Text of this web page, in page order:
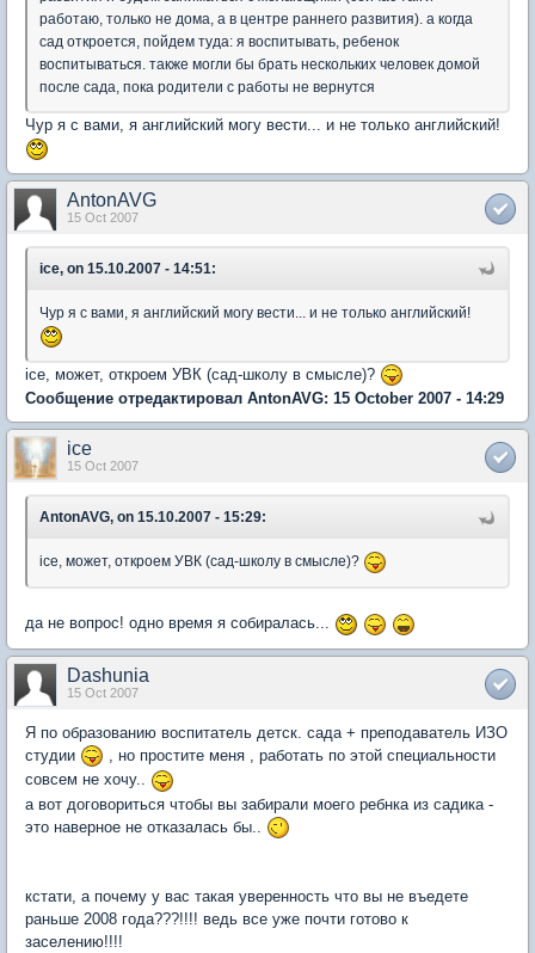
работаю, только не дома, а в центре раннего развития). а когда
сад откроется, пойдем туда: я воспитывать, ребенок
воспитываться. также могли бы брать нескольких человек домой
после сада, пока родители с работы не вернутся
Чур я с вами, я английский могу вести... и не только английский!
AntonAVG
15 Oct 2007
ice, on 15.10.2007 - 14:51:
Чур я с вами, я английский могу вести... и не только английский!
icе, может, откроем УВК (сад-школу в смысле)?
Сообщение отредактировал AntonAVG: 15 October 2007 - 14:29
ice
15 Oct 2007
AntonAVG, on 15.10.2007 - 15:29:
icе, может, откроем УВК (сад-школу в смысле)?
да не вопрос! одно время я собиралась...
Dashunia
15 Oct 2007
Я по образованию воспитатель детск. сада + преподаватель ИЗО
студии
, но простите меня , работать по этой специальности
совсем не хочу..
а вот договориться чтобы вы забирали моего ребнка из садика -
это наверное не отказалась бы..
кстати, а почему у вас такая уверенность что вы не въедете
раньше 2008 года???!!!! ведь все уже почти готово к
заселению!!!!